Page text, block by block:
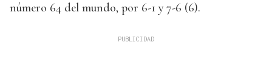
número 64 del mundo, por 6-1 y 7-6 (6).